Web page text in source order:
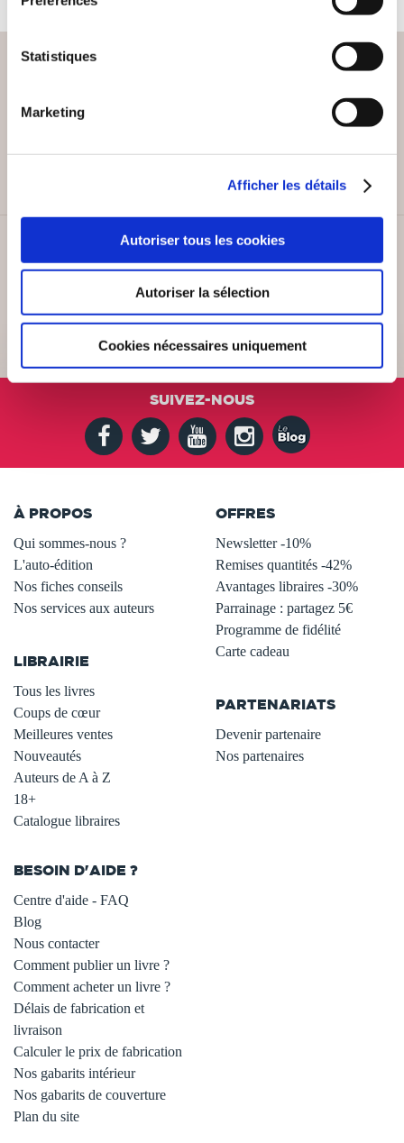
Statistiques
Marketing
Afficher les détails
Autoriser tous les cookies
Autoriser la sélection
Cookies nécessaires uniquement
SUIVEZ-NOUS
À PROPOS
Qui sommes-nous ?
L'auto-édition
Nos fiches conseils
Nos services aux auteurs
LIBRAIRIE
Tous les livres
Coups de cœur
Meilleures ventes
Nouveautés
Auteurs de A à Z
18+
Catalogue libraires
OFFRES
Newsletter -10%
Remises quantités -42%
Avantages libraires -30%
Parrainage : partagez 5€
Programme de fidélité
Carte cadeau
PARTENARIATS
Devenir partenaire
Nos partenaires
BESOIN D'AIDE ?
Centre d'aide - FAQ
Blog
Nous contacter
Comment publier un livre ?
Comment acheter un livre ?
Délais de fabrication et
livraison
Calculer le prix de fabrication
Nos gabarits intérieur
Nos gabarits de couverture
Plan du site